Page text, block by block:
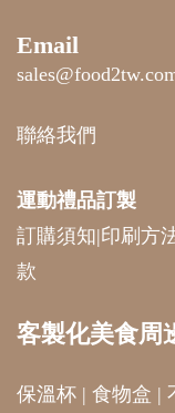
Email
聯絡我們
運動禮品訂製
訂購須知|印刷方
款
客製化美食周
保溫杯 | 食物盒 |